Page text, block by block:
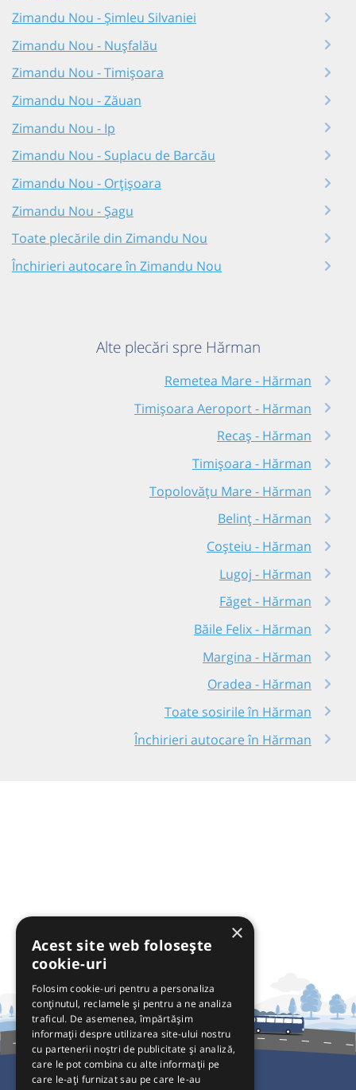
Zimandu Nou - Șimleu Silvaniei
Zimandu Nou - Nușfalău
Zimandu Nou - Timișoara
Zimandu Nou - Zăuan
Zimandu Nou - Ip
Zimandu Nou - Suplacu de Barcău
Zimandu Nou - Orțişoara
Zimandu Nou - Șagu
Toate plecările din Zimandu Nou
Închirieri autocare în Zimandu Nou
Alte plecări spre Hărman
Remetea Mare - Hărman
Timișoara Aeroport - Hărman
Recaș - Hărman
Timișoara - Hărman
Topolovățu Mare - Hărman
Belinț - Hărman
Coșteiu - Hărman
Lugoj - Hărman
Făget - Hărman
Băile Felix - Hărman
Margina - Hărman
Oradea - Hărman
Toate sosirile în Hărman
Închirieri autocare în Hărman
×
Acest site web folosește
cookie-uri
Folosim cookie-uri pentru a personaliza
conținutul, reclamele și pentru a ne analiza
traficul. De asemenea, împărtășim
informații despre utilizarea site-ului nostru
cu partenerii noștri de publicitate și analiză,
care le pot combina cu alte informații pe
care le-ați furnizat sau pe care le-au